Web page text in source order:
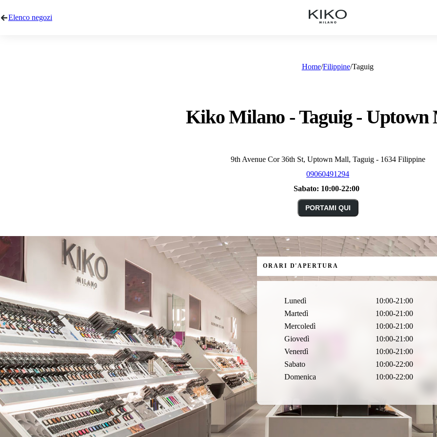
Elenco negozi
Home Filippine Taguig
Kiko Milano - Taguig - Uptown
9th Avenue Cor 36th St, Uptown Mall, Taguig - 1634 Filippine
09060491294
Sabato: 10:00-22:00
PORTAMI QUI
ORARI D'APERTURA
Lunedì
10:00-21:00
Martedì
10:00-21:00
Mercoledì
10:00-21:00
Giovedì
10:00-21:00
Venerdì
10:00-21:00
Sabato
10:00-22:00
Domenica
10:00-22:00